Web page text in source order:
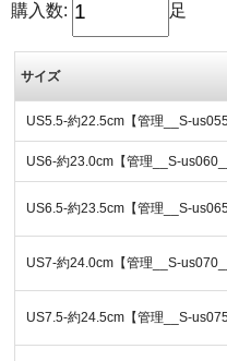
購入数: 足
サイズ
US5.5-約22.5cm【管理__S-
US6-約23.0cm【管理__S-
US6.5-約23.5cm【管理__S-
US7-約24.0cm【管理__S-
US7.5-約24.5cm【管理__S-